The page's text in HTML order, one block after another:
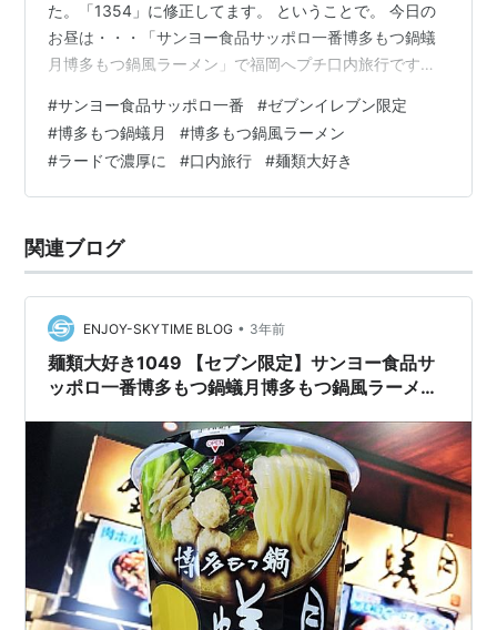
た。「1354」に修正してます。 ということで。 今日の
お昼は・・・「サンヨー食品サッポロ一番博多もつ鍋蟻
月博多もつ鍋風ラーメン」で福岡へプチ口内旅行です。
定です。 お求めはお近くのセブンイレブンで。 以前、い
ただいたことがあります。今回はラードを使ってみまし
ょう。 背景はららぽーと福岡内の店舗です。 中身は直に
粉末スープ・液体スープ・調味油・かやく（キャベツ・
太麺です。 にんにく・味の素…
#サンヨー食品サッポロ一番 #ゼブンイレブン限定
#博多もつ鍋蟻月 #博多もつ鍋風ラーメン
#ラードで濃厚に #口内旅行 #麺類大好き
関連ブログ
ENJOY-SKYTIME BLOG • 3年前
麺類大好き1049 【セブン限定】サンヨー食品サ
ッポロ一番博多もつ鍋蟻月博多もつ鍋風ラーメン